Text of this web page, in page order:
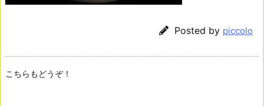
Posted by piccolo
こちらもどうぞ！